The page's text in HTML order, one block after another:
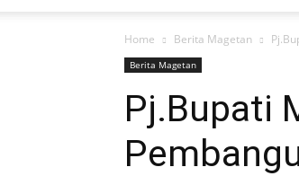
Home Berita Magetan
Berita Magetan
Pj.Bupati